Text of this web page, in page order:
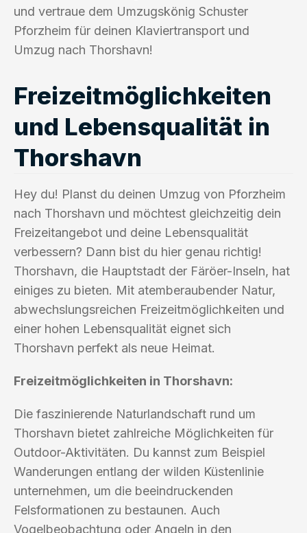
und vertraue dem Umzugskönig Schuster
Pforzheim für deinen Klaviertransport und
Umzug nach Thorshavn!
Freizeitmöglichkeiten
und Lebensqualität in
Thorshavn
Hey du! Planst du deinen Umzug von Pforzheim
nach Thorshavn und möchtest gleichzeitig dein
Freizeitangebot und deine Lebensqualität
verbessern? Dann bist du hier genau richtig!
Thorshavn, die Hauptstadt der Färöer-Inseln, hat
einiges zu bieten. Mit atemberaubender Natur,
abwechslungsreichen Freizeitmöglichkeiten und
einer hohen Lebensqualität eignet sich
Thorshavn perfekt als neue Heimat.
Freizeitmöglichkeiten in Thorshavn:
Die faszinierende Naturlandschaft rund um
Thorshavn bietet zahlreiche Möglichkeiten für
Outdoor-Aktivitäten. Du kannst zum Beispiel
Wanderungen entlang der wilden Küstenlinie
unternehmen, um die beeindruckenden
Felsformationen zu bestaunen. Auch
Vogelbeobachtung oder Angeln in den